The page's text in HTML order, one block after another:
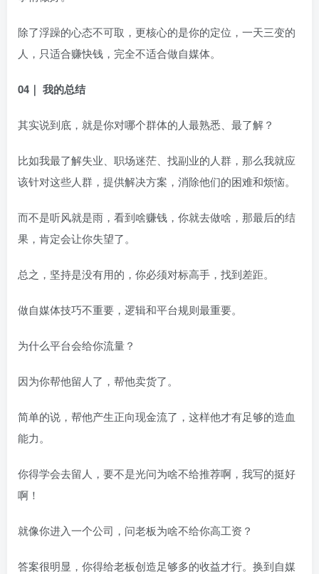
除了浮躁的心态不可取，更核心的是你的定位，一天三变的
人，只适合赚快钱，完全不适合做自媒体。
04｜ 我的总结
其实说到底，就是你对哪个群体的人最熟悉、最了解？
比如我最了解失业、职场迷茫、找副业的人群，那么我就应
该针对这些人群，提供解决方案，消除他们的困难和烦恼。
而不是听风就是雨，看到啥赚钱，你就去做啥，那最后的结
果，肯定会让你失望了。
总之，坚持是没有用的，你必须对标高手，找到差距。
做自媒体技巧不重要，逻辑和平台规则最重要。
为什么平台会给你流量？
因为你帮他留人了，帮他卖货了。
简单的说，帮他产生正向现金流了，这样他才有足够的造血
能力。
你得学会去留人，要不是光问为啥不给推荐啊，我写的挺好
啊！
就像你进入一个公司，问老板为啥不给你高工资？
答案很明显，你得给老板创造足够多的收益才行。换到自媒